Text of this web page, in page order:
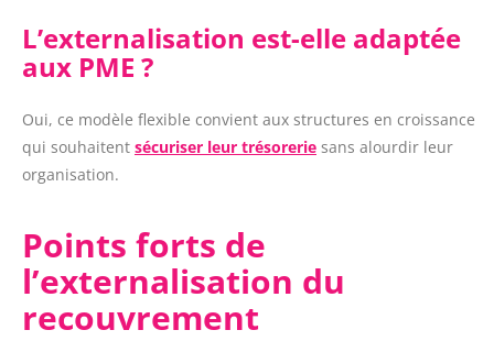
L’externalisation est-elle adaptée
aux PME ?
Oui, ce modèle flexible convient aux structures en croissance
qui souhaitent sécuriser leur trésorerie sans alourdir leur
organisation.
Points forts de
l’externalisation du
recouvrement